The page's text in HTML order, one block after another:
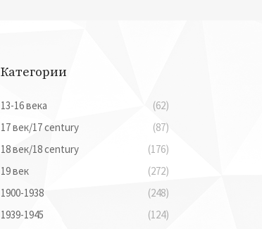
Категории
13-16 века
(62)
17 век/17 century
(87)
18 век/18 century
(176)
19 век
(272)
1900-1938
(248)
1939-1945
(124)